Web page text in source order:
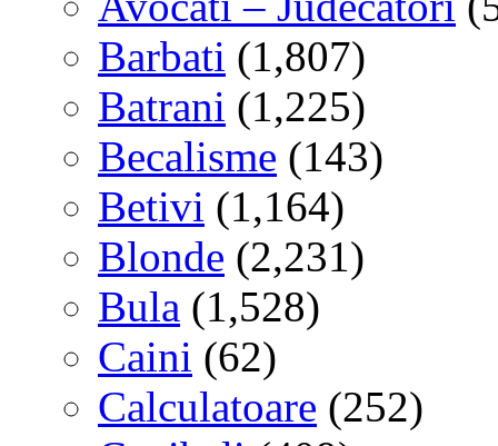
Barbati (1,807)
Batrani (1,225)
Becalisme (143)
Betivi (1,164)
Blonde (2,231)
Bula (1,528)
Caini (62)
Calculatoare (252)